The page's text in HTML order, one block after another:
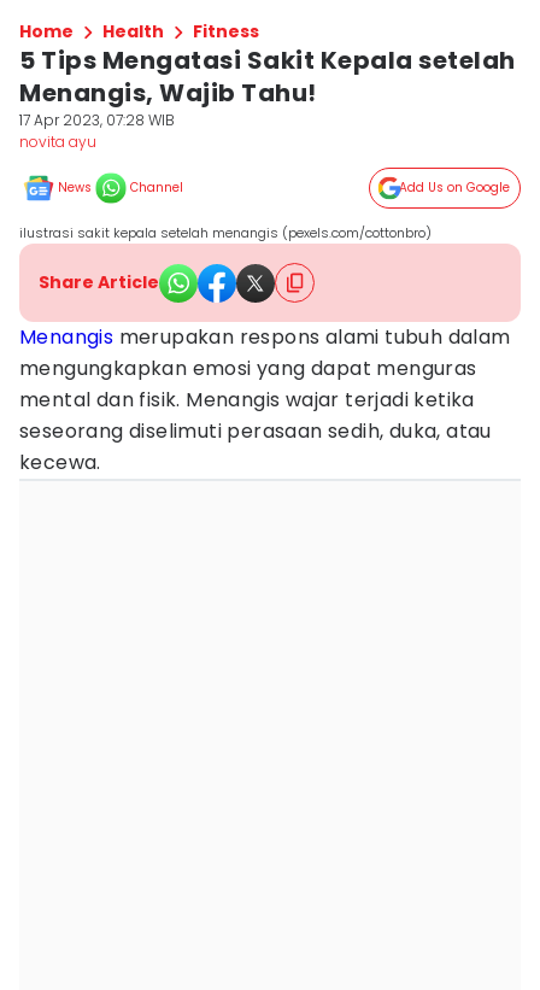
Home Health Fitness
5 Tips Mengatasi Sakit Kepala setelah
Menangis, Wajib Tahu!
17 Apr 2023, 07:28 WIB
novita ayu
News Channel Add Us on Google
ilustrasi sakit kepala setelah menangis (pexels.com/cottonbro)
Share Article
Menangis merupakan respons alami tubuh dalam
mengungkapkan emosi yang dapat menguras
mental dan fisik. Menangis wajar terjadi ketika
seseorang diselimuti perasaan sedih, duka, atau
kecewa.